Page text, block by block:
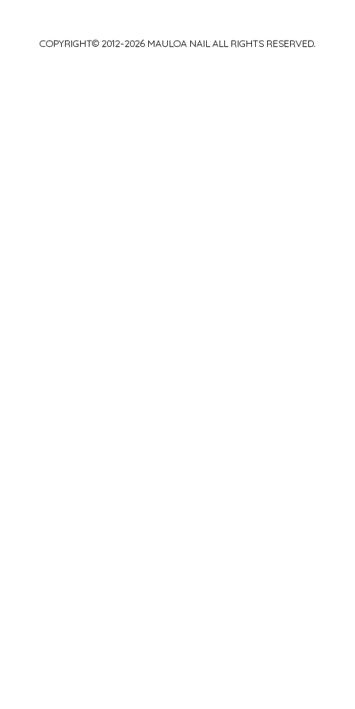
COPYRIGHT© 2012-2026 MAULOA NAILALL RIGHTS RESERVED.